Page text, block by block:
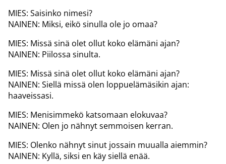
MIES: Saisinko nimesi?
NAINEN: Miksi, eikö sinulla ole jo omaa?
MIES: Missä sinä olet ollut koko elämäni ajan?
NAINEN: Piilossa sinulta.
MIES: Missä sinä olet ollut koko elämäni ajan?
NAINEN: Siellä missä olen loppuelämäsikin ajan:
haaveissasi.
MIES: Menisimmekö katsomaan elokuvaa?
NAINEN: Olen jo nähnyt semmoisen kerran.
MIES: Olenko nähnyt sinut jossain muualla aiemmin?
NAINEN: Kyllä, siksi en käy siellä enää.